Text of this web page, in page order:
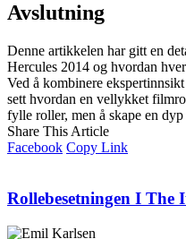
Avslutning
Denne artikkelen har gitt en
Hercules 2014 og hvordan
Ved å kombinere
sett hvordan en vellykket
fylle roller, men å skape en
Share This Article
Facebook Copy Link
Rollebesetningen I The